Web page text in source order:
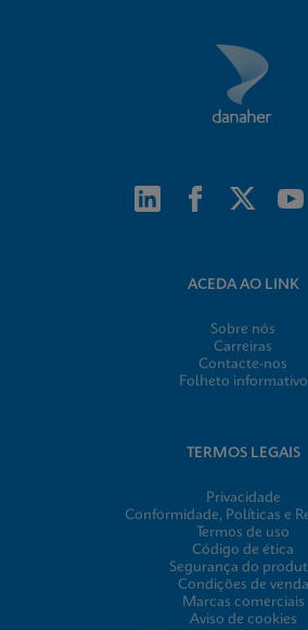
ACEDA AO LINK
Sobre nós
Carreiras
Contacte-nos
Folheto informativo
TERMOS LEGAIS
Privacidade
Conformidade, Políticas e
Termos de uso
Código de ética
Segurança do
Condições de venda
Marcas comerciais
Aviso de cookies